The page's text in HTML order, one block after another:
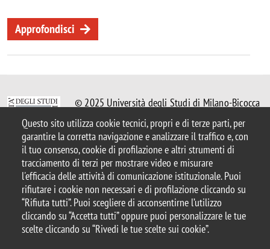
Questo sito utilizza cookie tecnici, propri e di terze parti, per
garantire la corretta navigazione e analizzare il traffico e, con
il tuo consenso, cookie di profilazione e altri strumenti di
tracciamento di terzi per mostrare video e misurare
l'efficacia delle attività di comunicazione istituzionale. Puoi
rifiutare i cookie non necessari e di profilazione cliccando su
“Rifiuta tutti”. Puoi scegliere di acconsentirne l’utilizzo
cliccando su “Accetta tutti” oppure puoi personalizzare le tue
scelte cliccando su “Rivedi le tue scelte sui cookie”.
Approfondisci
© 2025 Università degli Studi di Milano-Bicocca
Piazza dell'Ateneo Nuovo, 1 - 20126, Milano
Casella PEC:ateneo.bicocca@pec.unimib.it
P.I. 12621570154 |redazioneweb@unimib.it
Note legali Privacy e cookie policy
Amministrazione trasparente
Dichiarazione di accessibilità
Accessibilità Statistiche di accesso
Rivedi le tue scelte sui cookie